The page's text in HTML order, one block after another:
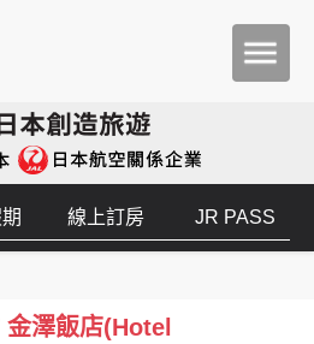
線上訂房 JR PASS
澤飯店(Hotel